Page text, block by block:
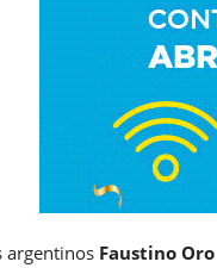
argentinos Faustino Oro